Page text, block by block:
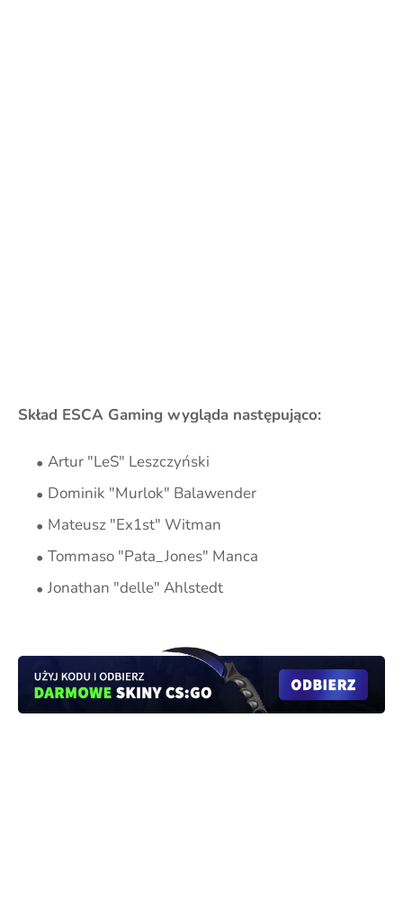
Skład ESCA Gaming wygląda następująco:
Artur "LeS" Leszczyński
Dominik "Murlok" Balawender
Mateusz "Ex1st" Witman
Tommaso "Pata_Jones" Manca
Jonathan "delle" Ahlstedt